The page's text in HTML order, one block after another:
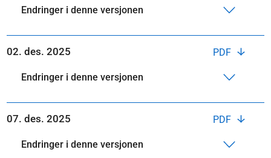
Endringer i denne versjonen
PDF
02. des. 2025
Endringer i denne versjonen
PDF
07. des. 2025
Endringer i denne versjonen